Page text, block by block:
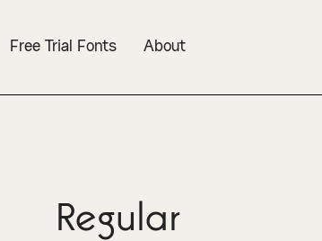
Free Trial Fonts About
Regular